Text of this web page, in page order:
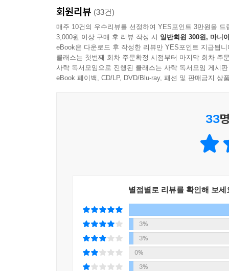
책은 네 개의 흐름으로 구성되어 있다. 첫 번째는
없기 때문이다. 두 번째는 ‘돈’이다. 화폐의 구조
있기 때문이다. 세 번째는 ‘인간’이다. 강원도의
(五自主義)와 셀프 리치(Self-Rich)라는 인간형을
전환점에 대해, 그리고 앞으로 인류가 어떤 방향으
지은이는 기술을 인간을 밀어내는 침입자가 아니
가다듬음으로써 기술을 부리며 인간의 품격을 유
여전히 ‘선택적 현역’으로 미래를 설계하고 있
위로에 그치지 않고 반도체와 현장의 데이터
이미지를 통해 어려운 기술 담론을 부드러운 삶
지향하는 이 책은 AI가 급격히 발전하면서 우리
큐알 코드를 따라 저자의 홈페이지를 방문하면 책
(홈페이지 www://goldhuman.kr)
회원리뷰 (33건)
매주 10건의 우수리뷰를 선정하여 YES포인트 3만원을 드
3,000원 이상 구매 후 리뷰 작성 시 일반회원 300원, 마니
eBook은 다운로드 후 작성한 리뷰만 YES포인트 지급됩니
클래스는 첫번째 회차 주문확정 시점부터 마지막 회차 주
사락 독서모임으로 진행된 클래스는 사락 독서모임 게시
eBook 페이백, CD/LP, DVD/Blu-ray, 패션 및 판매금지 상
33
별점별로 리뷰를 확인해 보세
3%
3%
0%
3%